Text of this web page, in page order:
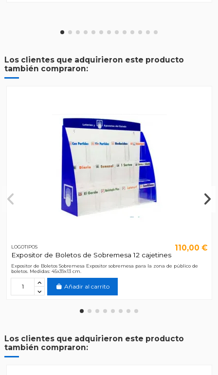
Los clientes que adquirieron este producto
también compraron:
LOGOTIPOS
Expositor de Boletos de Sobremesa 12 cajetines
110,00 €
Expositor de Boletos Sobremesa Expositor sobremesa para la zona de público de
boletos. Medidas: 45x39x13 cm.
Añadir al carrito
Los clientes que adquirieron este producto
también compraron: